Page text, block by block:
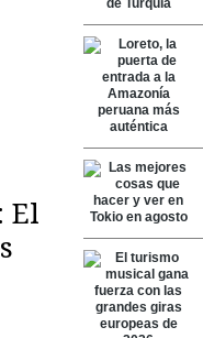
El